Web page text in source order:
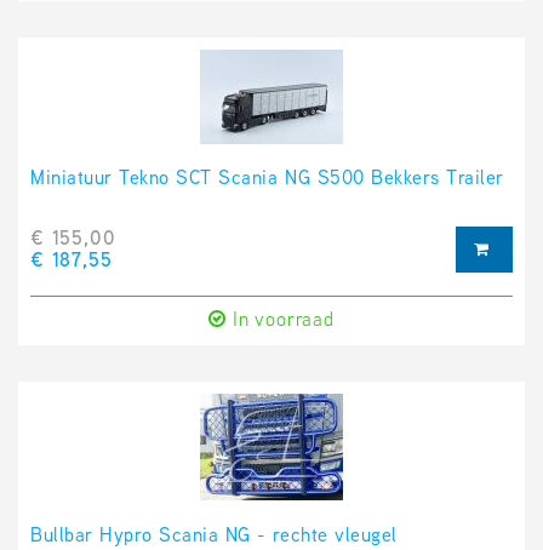
Miniatuur Tekno SCT Scania NG S500 Bekkers Trailer
€ 155,00
€ 187,55
In voorraad
Bullbar Hypro Scania NG - rechte vleugel